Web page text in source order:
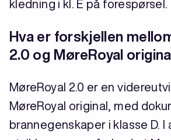
kledning i kl. E på forespørsel.
Hva er forskjellen
2.0 og MøreRoyal
MøreRoyal 2.0 er en
MøreRoyal original, med
brannegenskaper i klasse D. I